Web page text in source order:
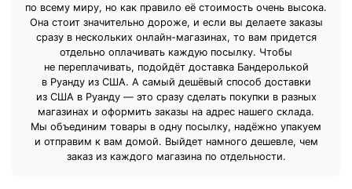
по всему миру, но как правило её стоимость очень высока.
Она стоит значительно дороже, и если вы делаете заказы
сразу в нескольких онлайн-магазинах, то вам придется
отдельно оплачивать каждую посылку. Чтобы
не переплачивать, подойдёт доставка Бандеролькой
в Руанду из США. А самый дешёвый способ доставки
из США в Руанду — это сразу сделать покупки в разных
магазинах и оформить заказы на адрес нашего склада.
Мы объединим товары в одну посылку, надёжно упакуем
и отправим к вам домой. Выйдет намного дешевле, чем
заказ из каждого магазина по отдельности.